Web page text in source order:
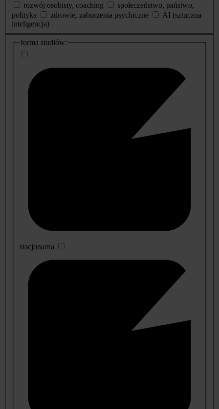
rozwój osobisty, coaching
społeczeństwo, państwo,
polityka
zdrowie, zaburzenia psychiczne
AI (sztuczna
inteligencja)
dodatkowe
informacje
forma studiów:
stacjonarna